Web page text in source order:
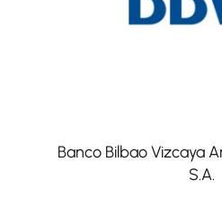
Banco Bilbao Vizcaya
S.A.